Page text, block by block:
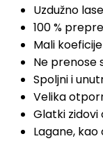
Uzdužno
100 %
Mali
Ne prenose
Spoljni i
Velika
Glatki
Lagane,